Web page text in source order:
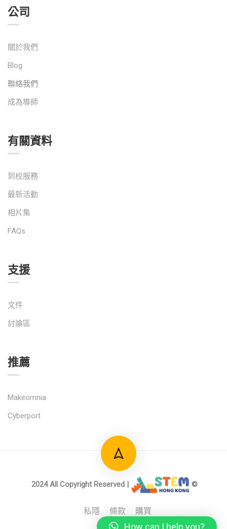
公司
關於我們
Blog
聯絡我們
成為導師
有關資料
到校服務
最新活動
相片集
FAQs
支援
文件
討論區
推薦
Makeomnia
Cyberport
2024 All Copyright Reserved | ©
私隱 條款 購買
How can I help you?